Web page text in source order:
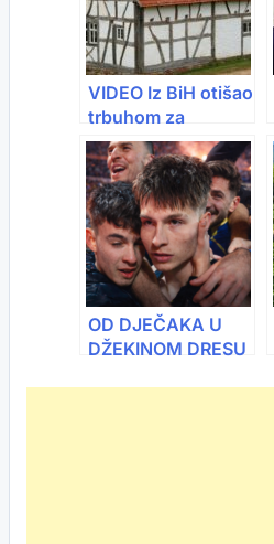
VIDEO Iz BiH otišao
trbuhom za
kruhom, u
Njemačkoj kupio
kuću i pronašao
štek
OD DJEČAKA U
DŽEKINOM DRESU